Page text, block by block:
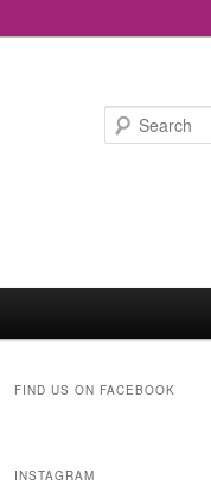
FIND US ON FACEBOOK
INSTAGRAM